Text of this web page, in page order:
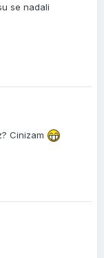
se nadali
Cinizam